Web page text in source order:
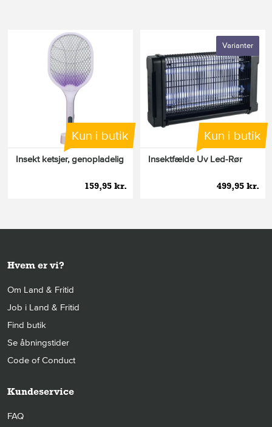
Kun i butik
Insekt ketsjer, genopladelig
159,95 kr.
Varianter
Kun i butik
Insektfælde Uv Led-Rør
499,95 kr.
Hvem er vi?
Om Land & Fritid
Job i Land & Fritid
Find butik
Se åbningstider
Code of Conduct
Kundeservice
FAQ